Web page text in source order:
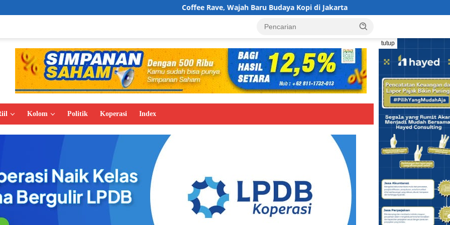
Coffee Rave, Wajah Baru Budaya Kopi di Jakarta Koperasi BMI Group Tancap Gas
tutup
Kolom Politik Koperasi Index